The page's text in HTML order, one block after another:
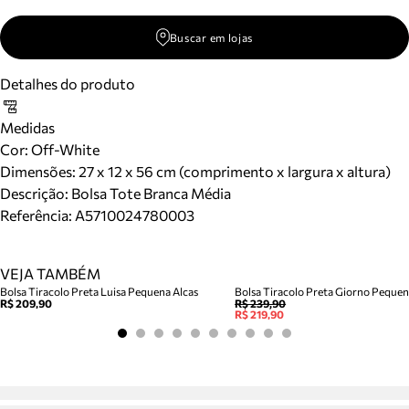
Buscar em lojas
Detalhes do produto
Medidas
Cor: Off-White
Dimensões: 27 x 12 x 56 cm (comprimento x largura x altura)
Descrição: Bolsa Tote Branca Média
Referência: A5710024780003
VEJA TAMBÉM
Bolsa Tiracolo Preta Luisa Pequena Alcas
R$ 209,90
Bolsa Tiracolo Preta Giorno
R$ 239,90
R$ 219,90